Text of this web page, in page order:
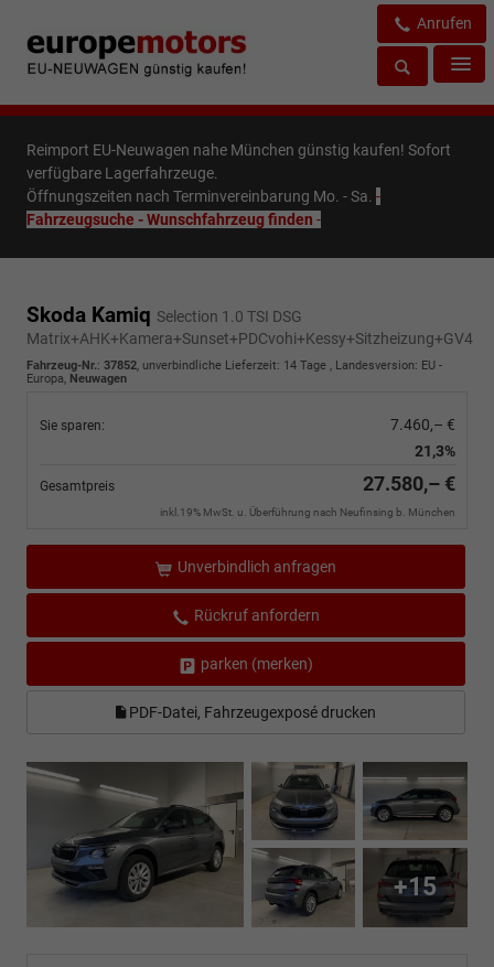
Anrufen
Reimport EU-Neuwagen nahe München günstig kaufen! Sofort
verfügbare Lagerfahrzeuge.
Öffnungszeiten nach Terminvereinbarung Mo. - Sa. -
Fahrzeugsuche - Wunschfahrzeug finden -
Skoda Kamiq Selection 1.0 TSI DSG
Matrix+AHK+Kamera+Sunset+PDCvohi+Kessy+Sitzheizung+GV4
Fahrzeug-Nr.: 37852, unverbindliche Lieferzeit: 14 Tage , Landesversion: EU -
Europa, Neuwagen
Sie sparen:
7.460,– €
21,3%
Gesamtpreis 27.580,– €
inkl.19% MwSt. u. Überführung nach Neufinsing b. München
Unverbindlich anfragen
Rückruf anfordern
parken (merken)
PDF-Datei, Fahrzeugexposé drucken
+15